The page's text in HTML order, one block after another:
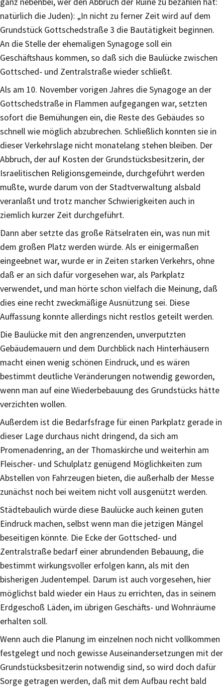
natürlich die Juden): „In nicht zu ferner Zeit wird auf dem
Grundstück Gottschedstraße 3 die Bautätigkeit beginnen.
An die Stelle der ehemaligen Synagoge soll ein
Geschäftshaus kommen, so daß sich die Baulücke zwischen
Gottsched- und Zentralstraße wieder schließt.
Als am 10. November vorigen Jahres die Synagoge an der
Gottschedstraße in Flammen aufgegangen war, setzten
sofort die Bemühungen ein, die Reste des Gebäudes so
schnell wie möglich abzubrechen. Schließlich konnten sie in
dieser Verkehrslage nicht monatelang stehen bleiben. Der
Abbruch, der auf Kosten der Grundstücksbesitzerin, der
Israelitischen Religionsgemeinde, durchgeführt werden
mußte, wurde darum von der Stadtverwaltung alsbald
veranlaßt und trotz mancher Schwierigkeiten auch in
ziemlich kurzer Zeit durchgeführt.
Dann aber setzte das große Rätselraten ein, was nun mit
dem großen Platz werden würde. Als er einigermaßen
eingeebnet war, wurde er in Zeiten starken Verkehrs, ohne
daß er an sich dafür vorgesehen war, als Parkplatz
verwendet, und man hörte schon vielfach die Meinung, daß
dies eine recht zweckmäßige Ausnützung sei. Diese
Auffassung konnte allerdings nicht restlos geteilt werden.
Die Baulücke mit den angrenzenden, unverputzten
Gebäudemauern und dem Durchblick nach Hinterhäusern
macht einen wenig schönen Eindruck, und es wären
bestimmt deutliche Veränderungen notwendig geworden,
wenn man auf eine Wiederbebauung des Grundstücks hätte
verzichten wollen.
Außerdem ist die Bedarfsfrage für einen Parkplatz gerade in
dieser Lage durchaus nicht dringend, da sich am
Promenadenring, an der Thomaskirche und weiterhin am
Fleischer- und Schulplatz genügend Möglichkeiten zum
Abstellen von Fahrzeugen bieten, die außerhalb der Messe
zunächst noch bei weitem nicht voll ausgenützt werden.
Städtebaulich würde diese Baulücke auch keinen guten
Eindruck machen, selbst wenn man die jetzigen Mängel
beseitigen könnte. Die Ecke der Gottsched- und
Zentralstraße bedarf einer abrundenden Bebauung, die
bestimmt wirkungsvoller erfolgen kann, als mit den
bisherigen Judentempel. Darum ist auch vorgesehen, hier
möglichst bald wieder ein Haus zu errichten, das in seinem
Erdgeschoß Läden, im übrigen Geschäfts- und Wohnräume
erhalten soll.
Wenn auch die Planung im einzelnen noch nicht vollkommen
festgelegt und noch gewisse Auseinandersetzungen mit der
Grundstücksbesitzerin notwendig sind, so wird doch dafür
Sorge getragen werden, daß mit dem Aufbau recht bald